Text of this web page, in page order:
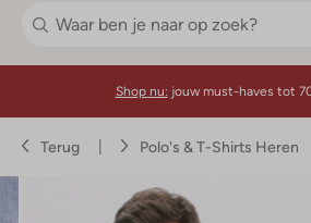
Shop nu: jouw must-haves tot
Terug Polo's & T-Shirts Heren